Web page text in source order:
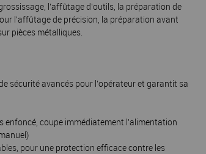
l'affûtage d'outils, la préparation de
l'affûtage de précision, la préparation avant
pièces métalliques.
sécurité avancés pour l'opérateur et garantit sa
enfoncé, coupe immédiatement l'alimentation
pour une protection efficace contre les